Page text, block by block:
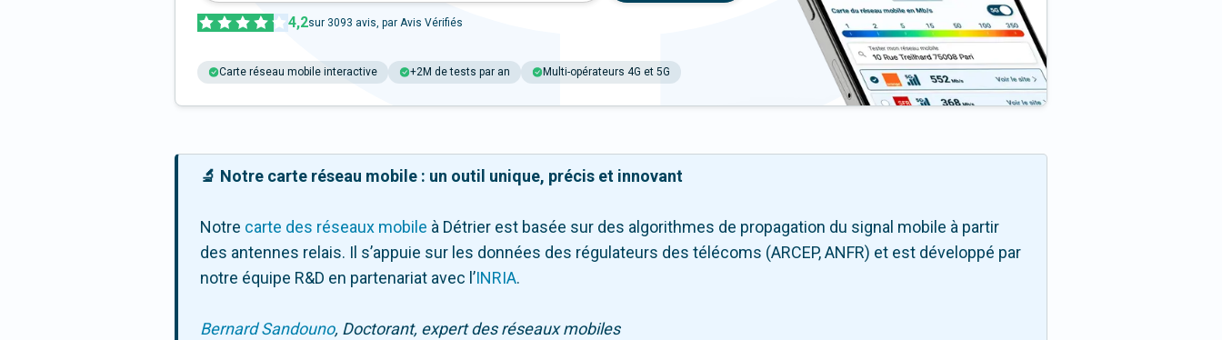
4,2sur 3093 avis, par Avis Vérifiés
Carte réseau mobile interactive +2M de tests par an Multi-opérateurs 4G et 5G
🔬 Notre carte réseau mobile : un outil unique, précis et innovant
Notre carte des réseaux mobile à Détrier est basée sur des algorithmes de propagation du signal mobile à partir
des antennes relais. Il s’appuie sur les données des régulateurs des télécoms (ARCEP, ANFR) et est développé par
notre équipe R&D en partenariat avec l ’INRIA.
Bernard Sandouno, Doctorant, expert des réseaux mobiles